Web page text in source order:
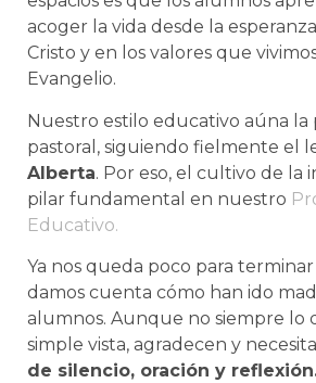
acoger la vida desde la
Cristo y en los valores que
Evangelio.
Nuestro estilo educativo aúna la
pastoral, siguiendo fielmente el
Alberta. Por eso, el cultivo de la
pilar fundamental en nuestro
Educativo.
Ya nos queda poco para
damos cuenta cómo han ido
alumnos. Aunque no siempre lo
simple vista, agradecen y
de silencio, oración y